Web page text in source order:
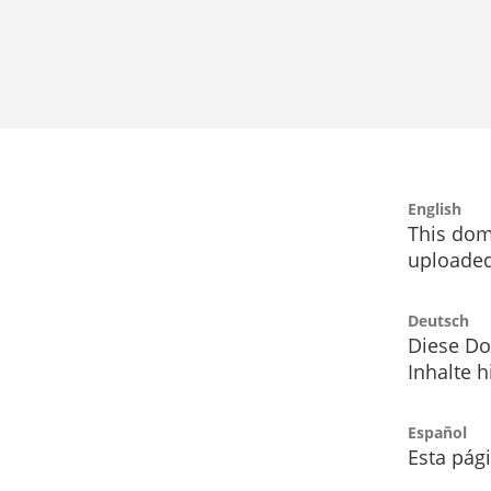
English
This
Deutsch
Diese
Inhalte
Español
Esta